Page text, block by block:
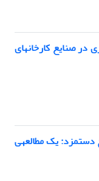
بررسی رابطه‎ی میان ساختار بازار و سودآوری در صنایع کارخانه‎ای
رویکرد تئوری بازی در تعیین نرخ ارز و نرخ دستمزد: یک مطالعه‎ی